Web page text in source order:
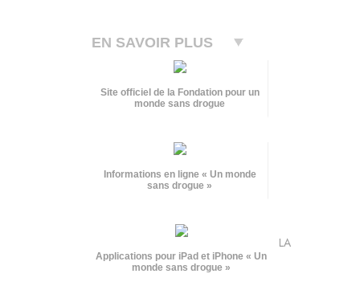
EN SAVOIR PLUS
Site officiel de la Fondation pour un
monde sans drogue
Informations en ligne « Un monde
sans drogue »
Applications pour iPad et iPhone « Un
monde sans drogue »
LA